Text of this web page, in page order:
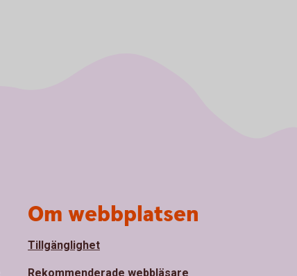
Om webbplatsen
Tillgänglighet
Rekommenderade webbläsare